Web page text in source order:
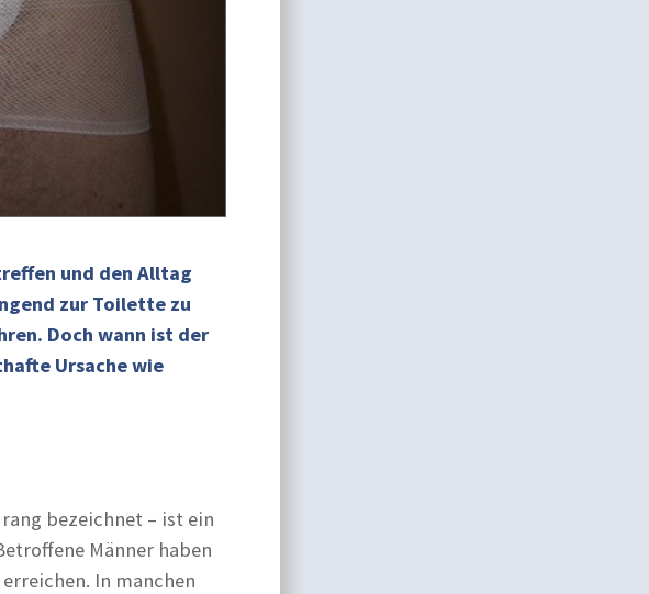
und den Alltag
zur Toilette zu
Doch wann ist der
Ursache wie
bezeichnet – ist ein
Männer haben
In manchen